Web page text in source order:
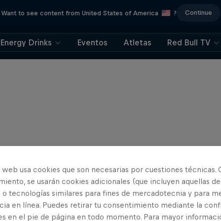
Want to see content from United States of America ? Continue
Energy Drinks Eventos Atletas Red Bull TV
web usa cookies que son necesarias por cuestiones técnicas.
se usarán cookies adicionales (que incluyen aquellas de
tecnologías similares para fines de mercadotecnia y para
en línea. Puedes retirar tu consentimiento mediante la
en el pie de página en todo momento. Para mayor